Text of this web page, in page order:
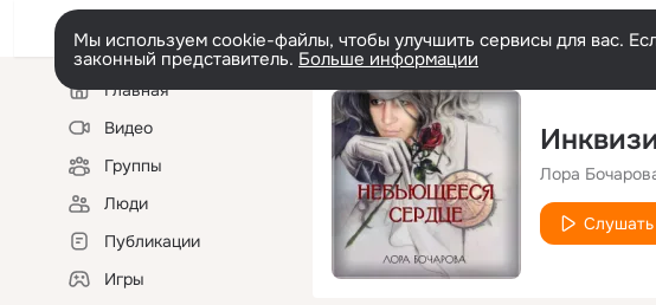
Мы используем cookie-файлы, чтобы улучшить сервисы для вас.
законный представитель. Больше информации
Левая
колонкаГлавная
Видео
Группы
Люди
Публикации
Игры
Лора
Слушать